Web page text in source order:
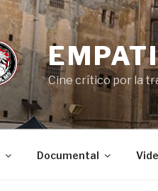
Cine crítico por la
Documental